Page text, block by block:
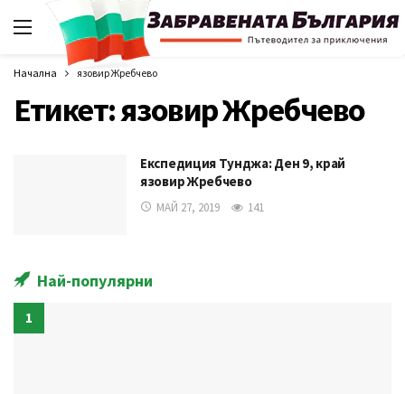
Начална язовир Жребчево
Етикет:язовир Жребчево
Експедиция Тунджа: Ден 9, край
язовир Жребчево
МАЙ 27, 2019 141
Най-популярни